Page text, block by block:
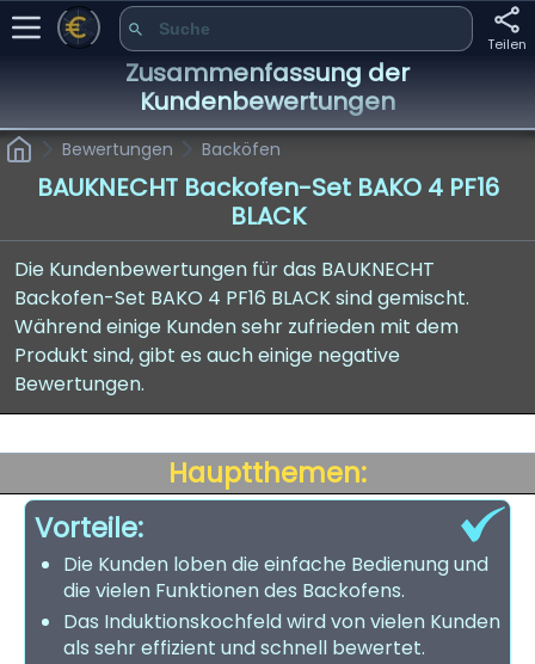
Teilen
Zusammenfassung der
Kundenbewertungen
Bewertungen Backöfen
BAUKNECHT Backofen-Set BAKO 4 PF16
BLACK
Die Kundenbewertungen für das BAUKNECHT
Backofen-Set BAKO 4 PF16 BLACK sind gemischt.
Während einige Kunden sehr zufrieden mit dem
Produkt sind, gibt es auch einige negative
Bewertungen.
Hauptthemen:
Vorteile:
Die Kunden loben die einfache Bedienung und
die vielen Funktionen des Backofens.
Das Induktionskochfeld wird von vielen Kunden
als sehr effizient und schnell bewertet.